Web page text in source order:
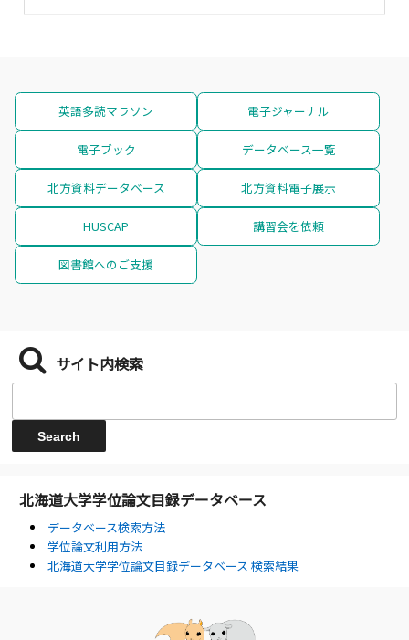
英語多読マラソン 電子ジャーナル
電子ブック データベース一覧
北方資料データベース 北方資料電子展示
HUSCAP 講習会を依頼
図書館へのご支援
サイト内検索
北海道大学学位論文目録データベース
データベース検索方法
学位論文利用方法
北海道大学学位論文目録データベース 検索結果